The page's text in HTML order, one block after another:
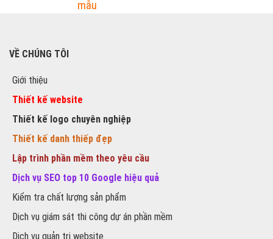
mẫu
VỀ CHÚNG TÔI
Giới thiệu
Thiết kế website
Thiết kế logo chuyên nghiệp
Thiết kế danh thiếp đẹp
Lập trình phần mềm theo yêu cầu
Dịch vụ SEO top 10 Google hiệu quả
Kiểm tra chất lượng sản phẩm
Dịch vụ giám sát thi công dự án phần mềm
Dịch vụ quản trị website